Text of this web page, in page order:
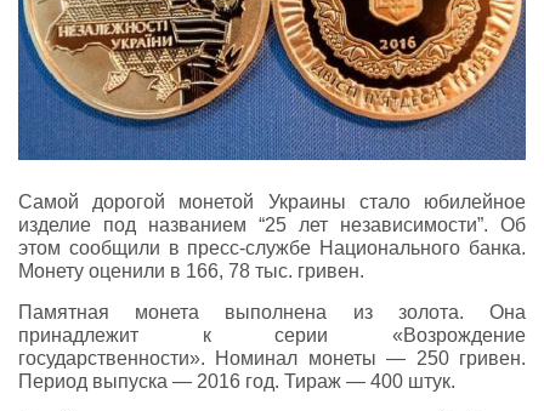
Самой дорогой монетой Украины стало юбилейное
изделие под названием “25 лет независимости”. Об
этом сообщили в пресс-службе Национального банка.
Монету оценили в 166, 78 тыс. гривен.
Памятная монета выполнена из золота. Она
принадлежит к серии «Возрождение
государственности». Номинал монеты — 250 гривен.
Период выпуска — 2016 год. Тираж — 400 штук.